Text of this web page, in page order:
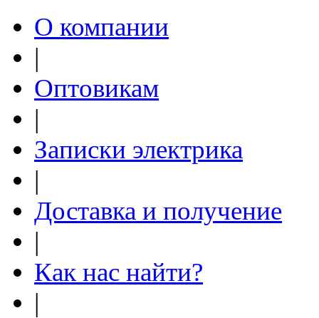
О компании
|
Оптовикам
|
Записки электрика
|
Доставка и получение
|
Как нас найти?
|